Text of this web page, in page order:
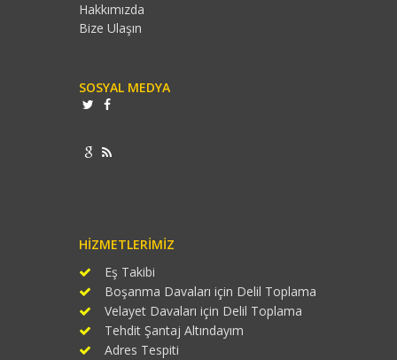
Hakkımızda
Bize Ulaşın
SOSYAL MEDYA
HIZMETLERIMIZ
Eş Takibi
Boşanma Davaları için Delil Toplama
Velayet Davaları için Delil Toplama
Tehdit Şantaj Altındayım
Adres Tespiti